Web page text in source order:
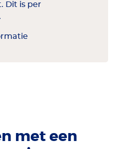
Dit is per
met een